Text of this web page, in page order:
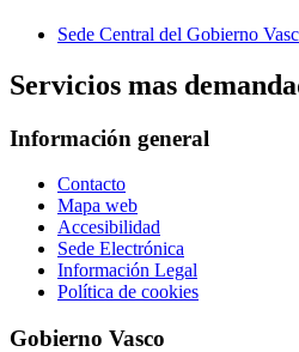
Sede Central del Gobierno
Servicios mas
Información general
Contacto
Mapa web
Accesibilidad
Sede Electrónica
Información Legal
Política de cookies
Gobierno Vasco